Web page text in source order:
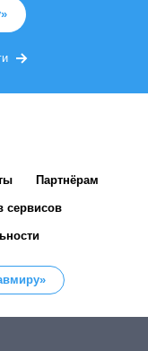
Партнёрам
сервисов